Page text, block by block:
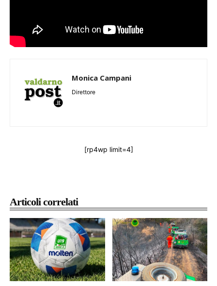
Articoli correlati
Monica Campani
Direttore
[rp4wp limit=4]